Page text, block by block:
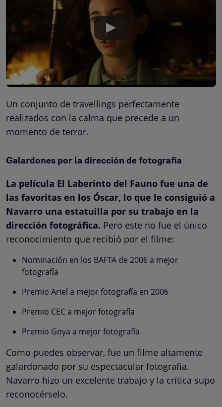
Un conjunto de travellings perfectamente
realizados con la calma que precede a un
momento de terror.
Galardones por la dirección de fotografía
La película El Laberinto del Fauno fue una de
las favoritas en los Óscar, lo que le consiguió a
Navarro una estatuilla por su trabajo en la
dirección fotográfica. Pero este no fue el único
reconocimiento que recibió por el filme:
Nominación en los BAFTA de 2006 a mejor
fotografía
Premio Ariel a mejor fotografía en 2006
Premio CEC a mejor fotografía
Premio Goya a mejor fotografía
Como puedes observar, fue un filme altamente
galardonado por su espectacular fotografía.
Navarro hizo un excelente trabajo y la crítica supo
reconocérselo.